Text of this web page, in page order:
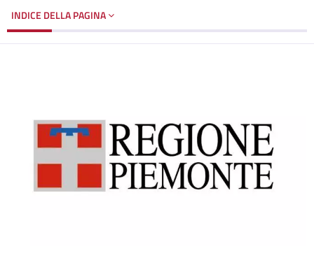
INDICE DELLA PAGINA